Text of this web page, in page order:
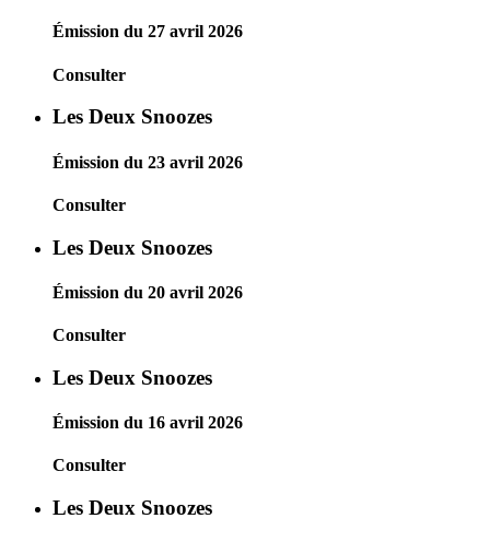
Émission du 27 avril 2026
Consulter
Les Deux Snoozes
Émission du 23 avril 2026
Consulter
Les Deux Snoozes
Émission du 20 avril 2026
Consulter
Les Deux Snoozes
Émission du 16 avril 2026
Consulter
Les Deux Snoozes